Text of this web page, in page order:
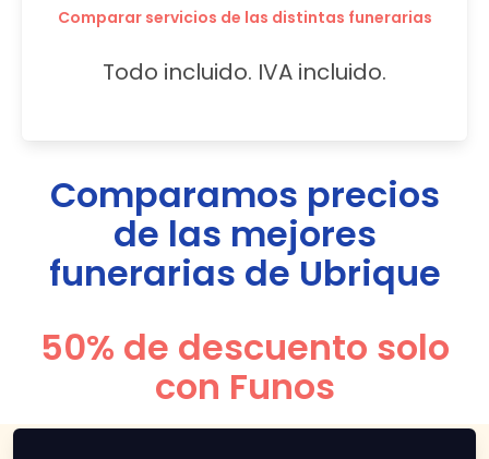
Comparar servicios de las distintas funerarias
Todo incluido. IVA incluido.
Comparamos precios
de las mejores
funerarias de Ubrique
50% de descuento solo
con Funos